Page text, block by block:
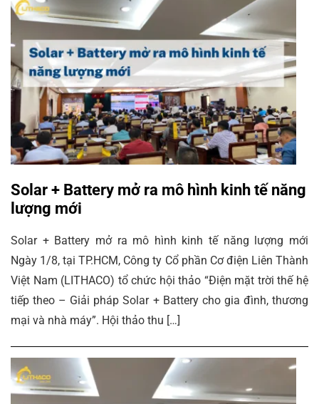
Solar + Battery mở ra mô hình kinh tế năng
lượng mới
Solar + Battery mở ra mô hình kinh tế năng lượng mới
Ngày 1/8, tại TP.HCM, Công ty Cổ phần Cơ điện Liên Thành
Việt Nam (LITHACO) tổ chức hội thảo “Điện mặt trời thế hệ
tiếp theo – Giải pháp Solar + Battery cho gia đình, thương
mại và nhà máy”. Hội thảo thu […]